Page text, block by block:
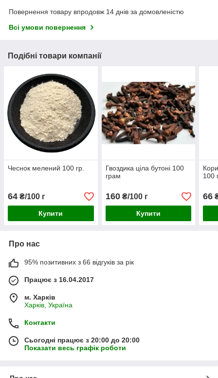
Повернення товару впродовж 14 днів за домовленістю
Всі умови повернення
Подібні товари компанії
Чеснок мелений 100 гр.
64 ₴/100 г
Купити
Гвоздика ціла бутоні 100
грам
160₴/100 г
Купити
100
66
Про нас
95% позитивних з 66 відгуків за рік
Працює з 16.04.2017
м. Харків
Харків, Україна
Контакти
Сьогодні працює з 20:00 до 20:00
Показати весь графік роботи